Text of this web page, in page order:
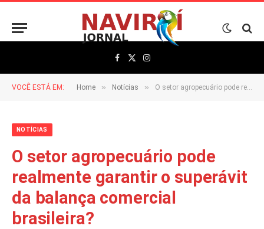
Facebook
X
(Twitter)
Instagram
VOCÊ ESTÁ EM: Home » Notícias » O setor agropecuário pode realmente garantir o superávit da balança comercial brasileira?
NOTÍCIAS
O setor agropecuário pode
realmente garantir o superávit
da balança comercial
brasileira?